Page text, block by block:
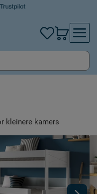
kleinere kamers